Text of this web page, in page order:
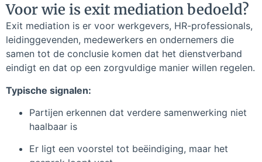
Voor wie is exit mediation bedoeld?
Exit mediation is er voor werkgevers, HR-professionals,
leidinggevenden, medewerkers en ondernemers die
samen tot de conclusie komen dat het dienstverband
eindigt en dat op een zorgvuldige manier willen regelen.
Typische signalen:
Partijen erkennen dat verdere samenwerking niet
haalbaar is
Er ligt een voorstel tot beëindiging, maar het